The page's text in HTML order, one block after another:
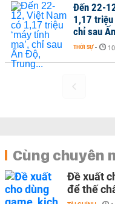
Đến 22-
1,17 triệu
chỉ sau
THỜI SỰ -
Cùng chuyên
Đề xuất
để thế